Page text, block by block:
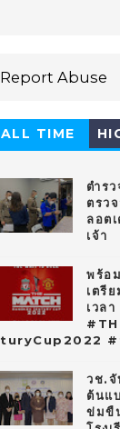
Report Abuse
ALL TIME
ตำร
ตรว
ลอต
เจ้า
พร้อ
เตรี
เวล
turyCup2022
วช.จั
ต้นแ
ข่มขื